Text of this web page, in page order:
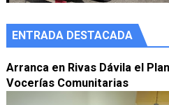
ENTRADA DESTACADA
Arranca en Rivas Dávila el
Vocerías Comunitarias